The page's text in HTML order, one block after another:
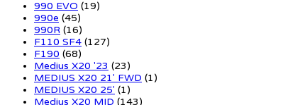
990 EVO (19)
990e (45)
990R (16)
F110 SF4 (127)
F190 (68)
Medius X20 '23 (23)
MEDIUS X20 21' FWD (1)
MEDIUS X20 25' (1)
Medius X20 MID (143)